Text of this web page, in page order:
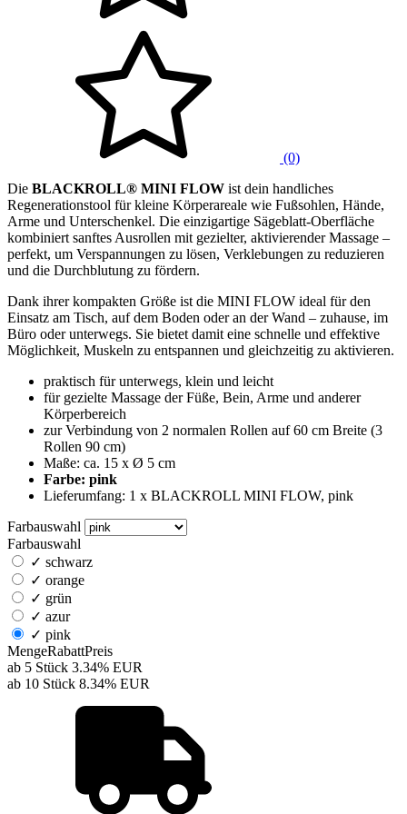
(0)
Die BLACKROLL® MINI FLOW ist dein handliches
Regenerationstool für kleine Körperareale wie Fußsohlen, Hände,
Arme und Unterschenkel. Die einzigartige Sägeblatt-Oberfläche
kombiniert sanftes Ausrollen mit gezielter, aktivierender Massage –
perfekt, um Verspannungen zu lösen, Verklebungen zu reduzieren
und die Durchblutung zu fördern.
Dank ihrer kompakten Größe ist die MINI FLOW ideal für den
Einsatz am Tisch, auf dem Boden oder an der Wand – zuhause, im
Büro oder unterwegs. Sie bietet damit eine schnelle und effektive
Möglichkeit, Muskeln zu entspannen und gleichzeitig zu aktivieren.
praktisch für unterwegs, klein und leicht
für gezielte Massage der Füße, Bein, Arme und anderer
Körperbereich
zur Verbindung von 2 normalen Rollen auf 60 cm Breite (3
Rollen 90 cm)
Maße: ca. 15 x Ø 5 cm
Farbe: pink
Lieferumfang: 1 x BLACKROLL MINI FLOW, pink
Farbauswahl
Farbauswahl
✓ schwarz
✓ orange
✓ grün
✓ azur
✓ pink
MengeRabattPreis
ab 5 Stück 3.34% EUR
ab 10 Stück 8.34% EUR